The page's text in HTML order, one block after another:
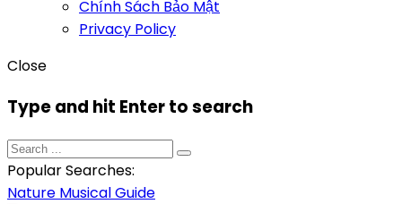
Chính Sách Bảo Mật
Privacy Policy
Close
Type and hit Enter to search
Popular Searches:
Nature MusicalGuide